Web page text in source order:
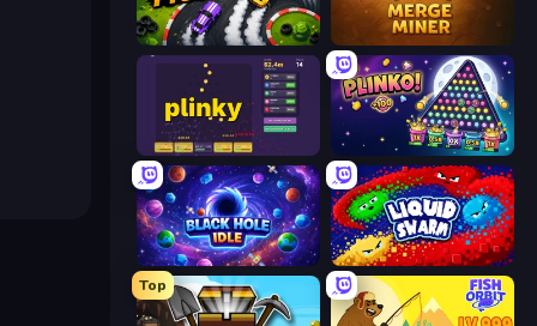
Drift Tycoon Merge Miner
Plinky PLINKO!
Black Hole Idle Liquid Swarm
Top